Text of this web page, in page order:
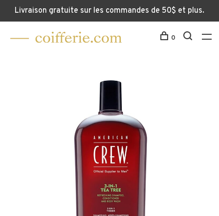
Livraison gratuite sur les commandes de 50$ et plus.
0